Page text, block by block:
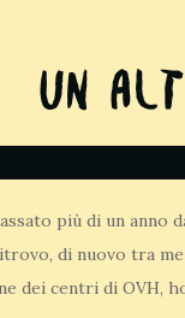
Un
più di un anno
di nuovo tra
dei centri di OVH,